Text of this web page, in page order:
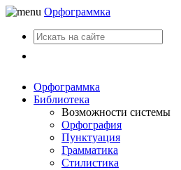
Орфограммка
Орфограммка
Библиотека
Возможности системы
Орфография
Пунктуация
Грамматика
Стилистика